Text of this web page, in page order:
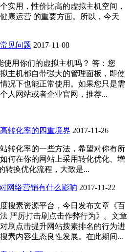
实用，性价比高的虚拟主机空间，
康运营 的重要方面。所以，今天
见问题 2017-11-08
使用你们的虚拟主机吗？ 答：您
主机都自带强大的管理面板，即使
况下也能正常使用。如果您只是需
人网站或者企业官网，推荐...
转化率的四重境界 2017-11-26
转化率的一些方法，希望对你有所
的网站上采用转化优化、增
换优化流程，大致是...
网络营销有什么影响 2017-11-22
搜素资源平台，今日发布文章《百
严厉打击刷点击作弊行为》。文章
刷点击提升网站搜素排名的行为进
素内容生态良性发展。在此期间...